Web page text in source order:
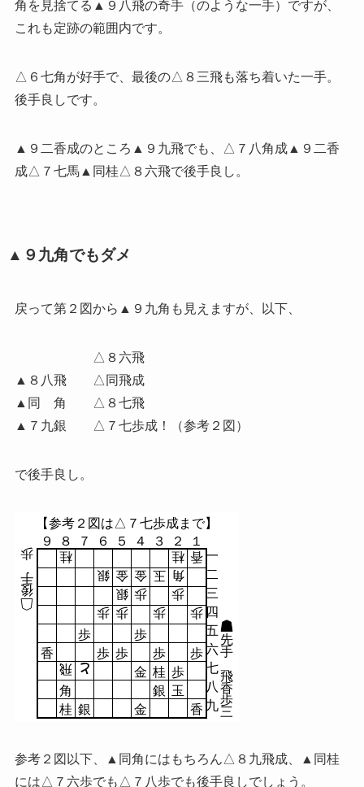
角を見捨てる▲９八飛の奇手（のような一手）ですが、
これも定跡の範囲内です。
△６七角が好手で、最後の△８三飛も落ち着いた一手。
後手良しです。
▲９二香成のところ▲９九飛でも、△７八角成▲９二香
成△７七馬▲同桂△８六飛で後手良し。
▲９九角でもダメ
戻って第２図から▲９九角も見えますが、以下、
△８六飛
▲８八飛 △同飛成
▲同 角 △８七飛
▲７九銀 △７七歩成！（参考２図）
で後手良し。
【参考２図は△７七歩成まで】
９
一
８
二
７
三
６
四
５
五
４
六
３
七
２
八
１
九
桂 桂 香
銀 金 金 玉 角
銀 歩
歩
歩 歩 歩
歩
歩
歩
香
歩 歩 歩
歩
飛 と 金 桂 歩
角
銀 玉
桂 銀 金 香 三
歩
香
飛
手
先
歩
手
後
参考２図以下、▲同角にはもちろん△８九飛成、▲同桂
には△７六歩でも△７八歩でも後手良しでしょう。